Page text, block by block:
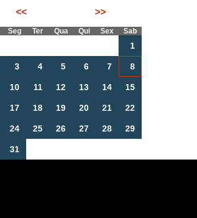
<< >>
Seg Ter Qua Qui Sex Sab
1
3 4 5 6 7 8
10 11 12 13 14 15
17 18 19 20 21 22
24 25 26 27 28 29
31